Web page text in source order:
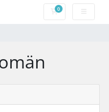
0Kundvagn